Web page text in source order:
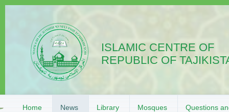
ISLAMIC CENTRE OF
REPUBLIC OF
Home News Library Mosques Questions